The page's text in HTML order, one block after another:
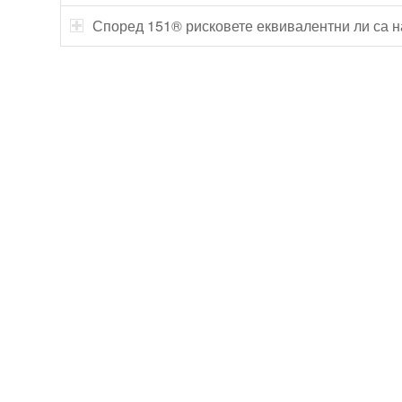
Според 151® рисковете еквивалентни ли са